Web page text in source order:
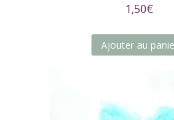
1,50€
Ajouter au